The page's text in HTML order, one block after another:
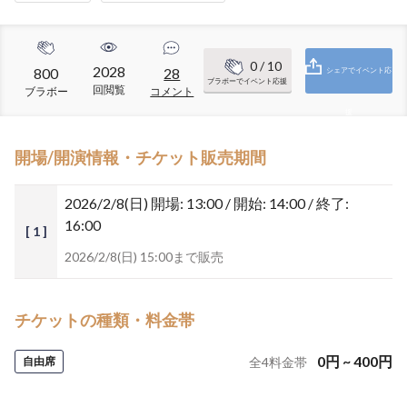
800
ブラボー
2028
回閲覧
28
コメント
0/ 10
ブラボーでイベント応援
シェアでイベント応
開場/開演情報・チケット販売期間
[ 1 ]
2026/2/8(日) 開場: 13:00 / 開始: 14:00 / 終了:
16:00
2026/2/8(日) 15:00まで販売
チケットの種類・料金帯
自由席 全4料金帯 0円 ~400円